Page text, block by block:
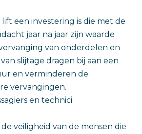
een investering is die met de
jaar na jaar zijn waarde
van onderdelen en
slijtage dragen bij aan een
en verminderen de
vervangingen.
en technici
veiligheid van de mensen die